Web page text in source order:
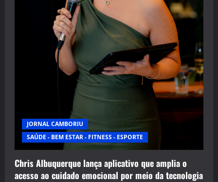
JORNAL CAMBORIU
SAÚDE - BEM ESTAR - FITNESS - ESPORTE
Chris Albuquerque lança aplicativo que amplia o
acesso ao cuidado emocional por meio da tecnologia